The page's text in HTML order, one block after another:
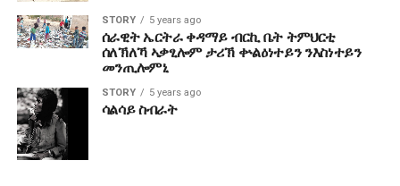
STORY 5 years ago
ሰራዊት ኤርትራ ቀዳማይ ብርኪ ቤት ትምህርቲ
ሰለኽለኻ ኣቃፂሎም ታሪኽ ቍልዕነተይን ንእስነተይን
መንጢሎምኒ
STORY 5 years ago
ሳልሳይ ስብራት